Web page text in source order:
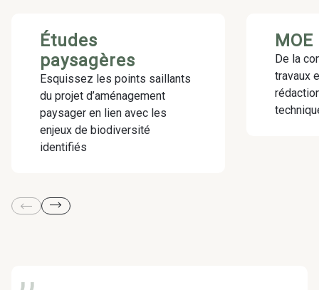
Études
paysagères
Esquissez les points saillants
du projet d’aménagement
paysager en lien avec les
enjeux de biodiversité
identifiés
De la
travaux